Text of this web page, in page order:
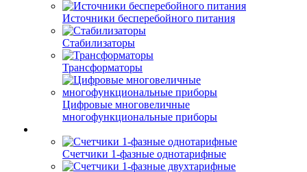
Источники бесперебойного питания
Стабилизаторы
Трансформаторы
Цифровые многовеличные
многофункциональные приборы
Счетчики 1-фазные однотарифные